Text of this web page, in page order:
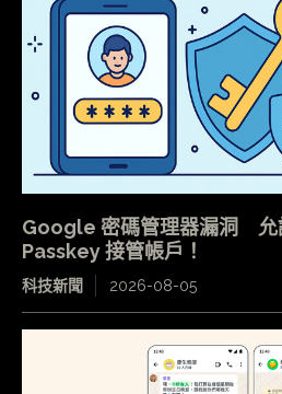
Google 密碼管理器漏洞 允
Passkey 接管帳戶！
科技新聞 2026-08-05